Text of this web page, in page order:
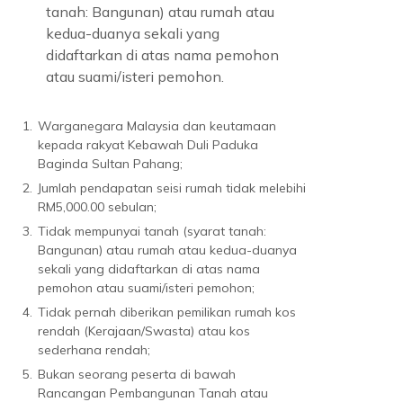
tanah: Bangunan) atau rumah atau
kedua-duanya sekali yang
didaftarkan di atas nama pemohon
atau suami/isteri pemohon.
1. Warganegara Malaysia dan keutamaan
kepada rakyat Kebawah Duli Paduka
Baginda Sultan Pahang;
2. Jumlah pendapatan seisi rumah tidak melebihi
RM5,000.00 sebulan;
3. Tidak mempunyai tanah (syarat tanah:
Bangunan) atau rumah atau kedua-duanya
sekali yang didaftarkan di atas nama
pemohon atau suami/isteri pemohon;
4. Tidak pernah diberikan pemilikan rumah kos
rendah (Kerajaan/Swasta) atau kos
sederhana rendah;
5. Bukan seorang peserta di bawah
Rancangan Pembangunan Tanah atau